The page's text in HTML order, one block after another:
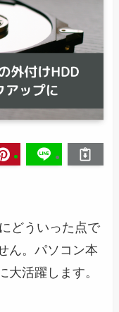
どういった点で
ん。パソコン本
大活躍します。